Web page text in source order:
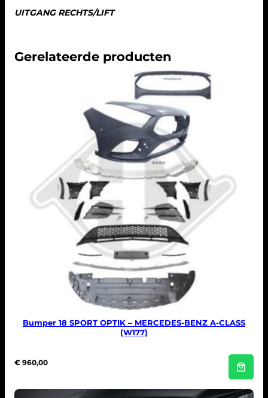
n
UITGANG RECHTS/LIFT
Gerelateerde producten
Bumper 18 SPORT OPTIK – MERCEDES-BENZ A-CLASS
(W177)
€ 960,00